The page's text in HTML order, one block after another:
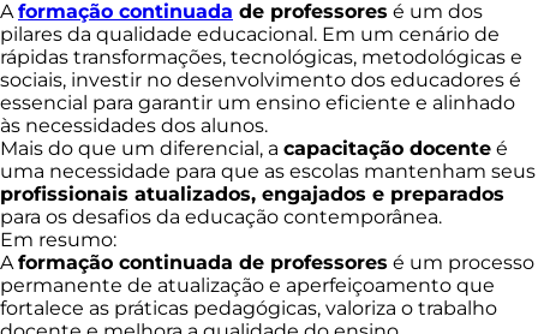
Aformação continuada de professores é um dos
pilares da qualidade educacional. Em um cenário de
rápidas transformações, tecnológicas, metodológicas e
sociais, investir no desenvolvimento dos educadores é
essencial para garantir um ensino eficiente e alinhado
às necessidades dos alunos.
Mais do que um diferencial, a capacitação docente é
uma necessidade para que as escolas mantenham seus
profissionais atualizados, engajados e preparados
para os desafios da educação contemporânea.
Em resumo:
Aformação continuada de professores é um processo
permanente de atualização e aperfeiçoamento que
fortalece as práticas pedagógicas, valoriza o trabalho